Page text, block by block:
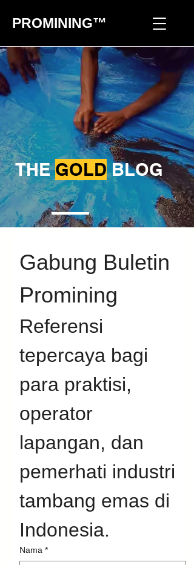
PROMINING™
THEGOLDBLOG
Gabung Buletin
Promining
Referensi
tepercaya bagi
para praktisi,
operator
lapangan, dan
pemerhati industri
tambang emas di
Nama *